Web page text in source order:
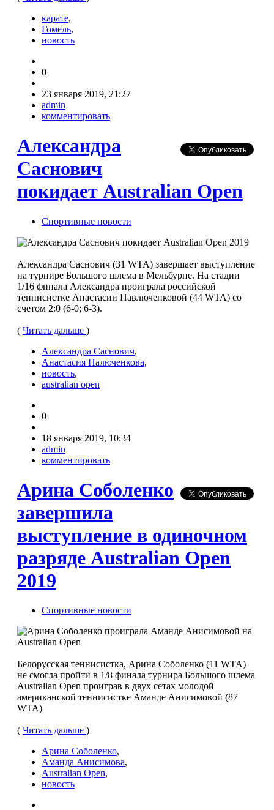
карате,
Гомель,
новость
0
23 января 2019, 21:27
admin
комментировать
Александра
Саснович
покидает Australian Open
Спортивные новости
Александра Саснович (31 WTA) завершает выступление
на турнире Большого шлема в Мельбурне. На стадии
1/16 финала Александра проиграла российской
теннисистке Анастасии Павлюченковой (44 WTA) со
счетом 2:0 (6-0; 6-3).
( Читать дальше )
Александра Саснович,
Анастасия Палюченкова,
новость,
australian open
0
18 января 2019, 10:34
admin
комментировать
Арина Соболенко
завершила
выступление в одиночном
разряде Australian Open
2019
Спортивные новости
Белорусская теннисистка, Арина Соболенко (11 WTA)
не смогла пройти в 1/8 финала турнира Большого шлема
Australian Open проиграв в двух сетах молодой
американской теннисистке Аманде Анисимовой (87
WTA)
( Читать дальше )
Арина Соболенко,
Аманда Анисимова,
Australian Open,
новость